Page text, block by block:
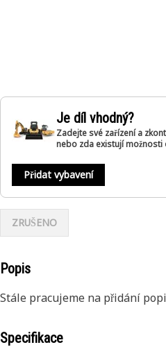
Je díl vhodný?
Zadejte své zařízení a
nebo zda existují možnosti
Přidat vybavení
ZRUŠENO
Popis
Stále pracujeme na přidání
Specifikace